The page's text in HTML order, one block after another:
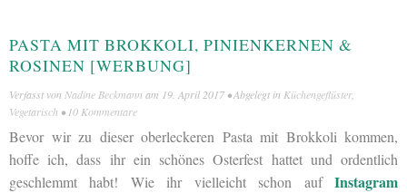
PASTA MIT BROKKOLI, PINIENKERNEN &
ROSINEN [WERBUNG]
Verfasst von Nadine Beckmann am 19. April 2017 • Abgelegt in Küchengeflüster,
Vegetarisch • 10 Kommentare
Bevor wir zu dieser oberleckeren Pasta mit Brokkoli kommen,
hoffe ich, dass ihr ein schönes Osterfest hattet und ordentlich
geschlemmt habt! Wie ihr vielleicht schon auf Instagram